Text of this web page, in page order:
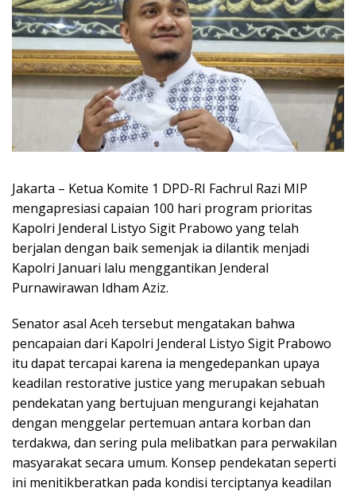
Jakarta – Ketua Komite 1 DPD-RI Fachrul Razi MIP
mengapresiasi capaian 100 hari program prioritas
Kapolri Jenderal Listyo Sigit Prabowo yang telah
berjalan dengan baik semenjak ia dilantik menjadi
Kapolri Januari lalu menggantikan Jenderal
Purnawirawan Idham Aziz.
Senator asal Aceh tersebut mengatakan bahwa
pencapaian dari Kapolri Jenderal Listyo Sigit Prabowo
itu dapat tercapai karena ia mengedepankan upaya
keadilan restorative justice yang merupakan sebuah
pendekatan yang bertujuan mengurangi kejahatan
dengan menggelar pertemuan antara korban dan
terdakwa, dan sering pula melibatkan para perwakilan
masyarakat secara umum. Konsep pendekatan seperti
ini menitikberatkan pada kondisi terciptanya keadilan